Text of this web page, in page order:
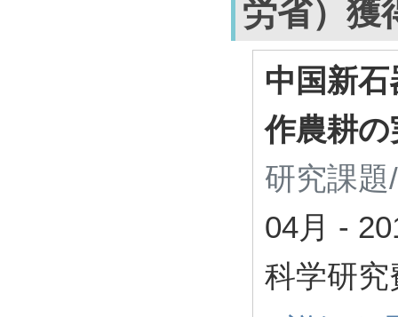
労省）獲
中国新
作農耕
研究課
04月 -
科学研